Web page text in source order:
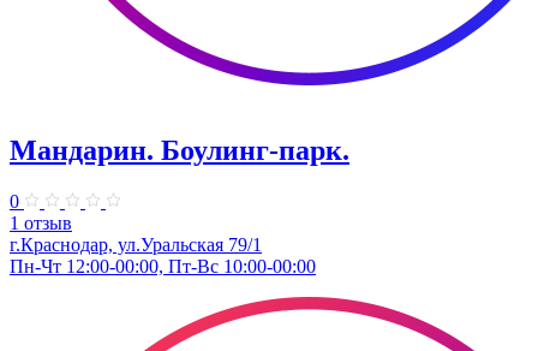
Мандарин. Боулинг-парк.
0
1 отзыв
г.Краснодар, ул.Уральская 79/1
Пн-Чт 12:00-00:00, Пт-Вс 10:00-00:00